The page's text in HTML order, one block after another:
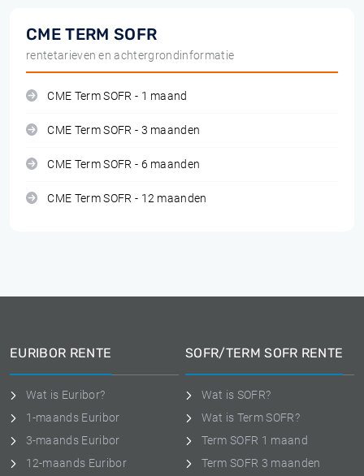
CME TERM SOFR
rentetarieven en achtergrondinformatie
CME Term SOFR - 1 maand
CME Term SOFR - 3 maanden
CME Term SOFR - 6 maanden
CME Term SOFR - 12 maanden
EURIBOR RENTE
Wat is Euribor?
1-maands Euribor
3-maands Euribor
12-maands Euribor
SOFR/TERM SOFR RENTE
Wat is SOFR?
Wat is Term SOFR?
Term SOFR 1 maand
Term SOFR 3 maanden